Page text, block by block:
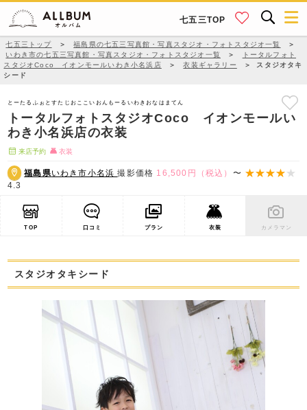
七五三TOP
七五三トップ ＞ 福島県の七五三写真館・写真スタジオ・フォトスタジオ一覧
＞
いわき市の七五三写真館・写真スタジオ・フォトスタジオ一覧
＞
トータルフォト
スタジオCoco イオンモールいわき小名浜店
＞ 衣装ギャラリー ＞
スタジオタキ
シード
とーたるふぉとすたじおここいおんもーるいわきおなはまてん
トータルフォトスタジオCoco イオンモールい
わき小名浜店の衣装
来店予約 衣装
福島県いわき市小名浜撮影価格 16,500円（税込） 〜
4.3
TOP 口コミ プラン 衣装 カメラマン
スタジオタキシード